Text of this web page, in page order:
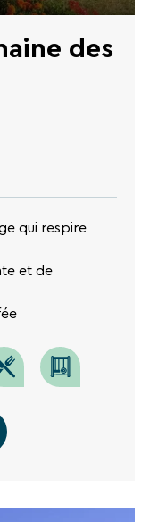
des
qui respire
et de